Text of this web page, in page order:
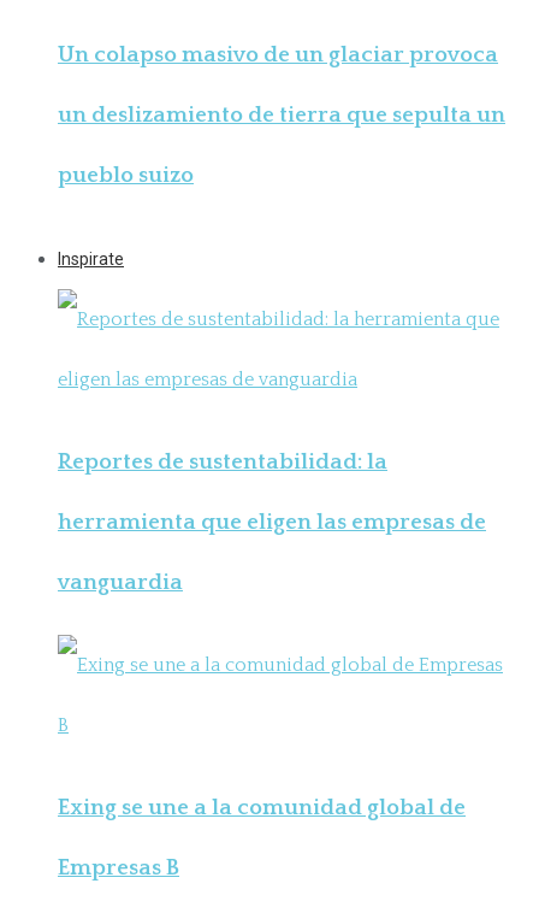
Un colapso masivo de un glaciar provoca
un deslizamiento de tierra que sepulta un
pueblo suizo
Inspirate
Reportes de sustentabilidad: la
herramienta que eligen las empresas de
vanguardia
Exing se une a la comunidad global de
Empresas B